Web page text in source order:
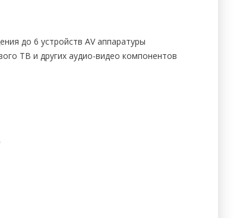
до 6 устройств AV аппаратуры
ТВ и других аудио-видео компонентов